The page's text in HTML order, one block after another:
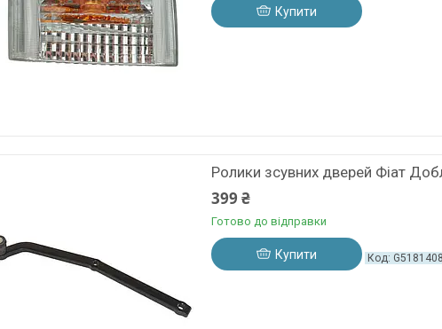
Купити
Ролики зсувних дверей Фіат
399 ₴
Готово до відправки
Купити